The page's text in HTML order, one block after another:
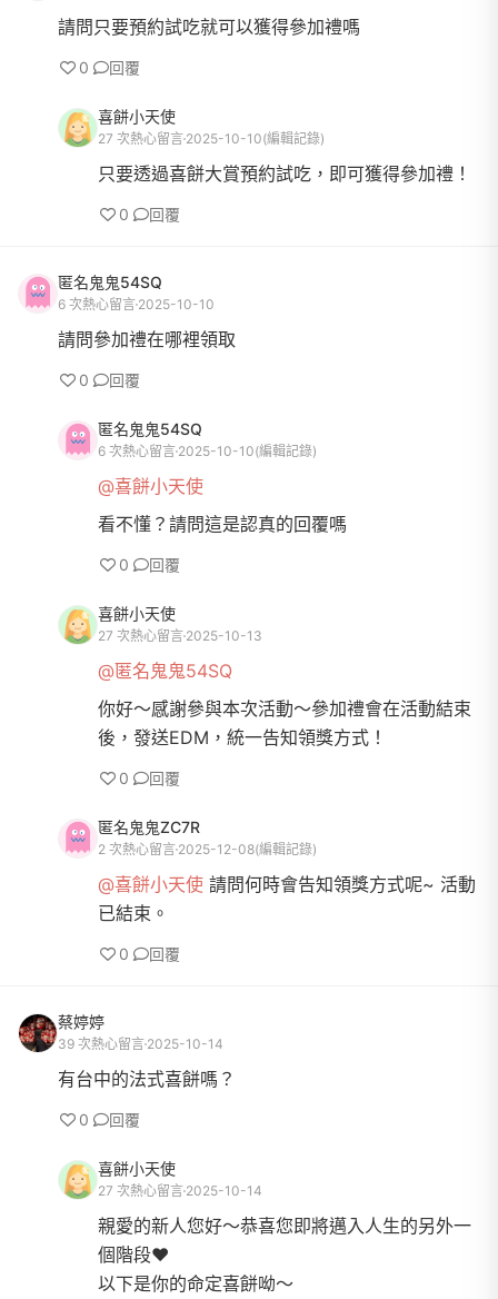
請問只要預約試吃就可以獲得參加禮嗎
0 回覆
喜餅小天使
27 次熱心留言 2025-10-10(編輯記錄)
只要透過喜餅大賞預約試吃，即可獲得參加禮！
0 回覆
匿名鬼鬼54SQ
6 次熱心留言 2025-10-10
請問參加禮在哪裡領取
0 回覆
匿名鬼鬼54SQ
6 次熱心留言 2025-10-10(編輯記錄)
@喜餅小天使
看不懂？請問這是認真的回覆嗎
0 回覆
喜餅小天使
27 次熱心留言 2025-10-13
@匿名鬼鬼54SQ
你好～感謝參與本次活動～參加禮會在活動結束
後，發送EDM，統一告知領獎方式！
0 回覆
匿名鬼鬼ZC7R
2 次熱心留言 2025-12-08(編輯記錄)
@喜餅小天使 請問何時會告知領獎方式呢~ 活動
已結束。
0 回覆
蔡婷婷
39 次熱心留言 2025-10-14
有台中的法式喜餅嗎？
0 回覆
喜餅小天使
27 次熱心留言 2025-10-14
親愛的新人您好～恭喜您即將邁入人生的另外一
個階段❤️
以下是你的命定喜餅呦～